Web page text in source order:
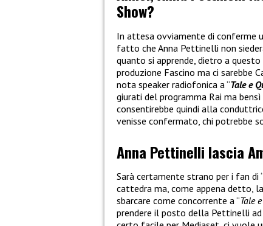
Show?
In attesa ovviamente di conferme
fatto che Anna Pettinelli non
quanto si apprende, dietro a
produzione Fascino ma ci
nota speaker radiofonica a “Tale e
giurati del programma Rai ma
consentirebbe quindi alla
venisse confermato, chi potrebbe
Anna Pettinelli lascia
Sarà certamente strano per i fan di
cattedra ma, come appena detto,
sbarcare come concorrente a “Tale
prendere il posto della Pettinelli ad